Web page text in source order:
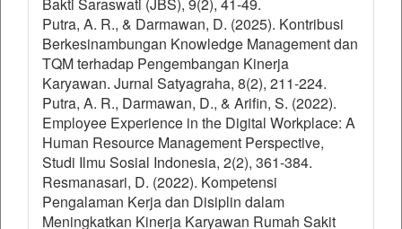
Putra, A. R., & Darmawan, D. (2025). Kontribusi
Berkesinambungan Knowledge Management dan
TQM terhadap Pengembangan Kinerja
Karyawan. Jurnal Satyagraha, 8(2), 211-224.
Putra, A. R., Darmawan, D., & Arifin, S. (2022).
Employee Experience in the Digital Workplace: A
Human Resource Management Perspective,
Studi Ilmu Sosial Indonesia, 2(2), 361-384.
Resmanasari, D. (2022). Kompetensi
Pengalaman Kerja dan Disiplin dalam
Meningkatkan Kinerja Karyawan Rumah Sakit